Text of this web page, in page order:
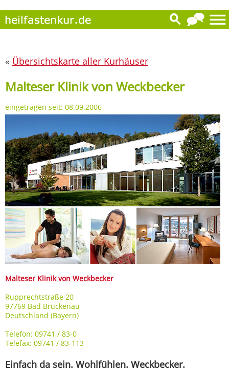
« Übersichtskarte aller Kurhäuser
Malteser Klinik von Weckbecker
eingetragen seit: 08.09.2006
Malteser Klinik von Weckbecker
Rupprechtstraße 20
97769 Bad Brückenau
Deutschland (Bayern)
Telefon: 09741 / 83-0
Telefax: 09741 / 83-113
Einfach da sein. Wohlfühlen. Weckbecker.